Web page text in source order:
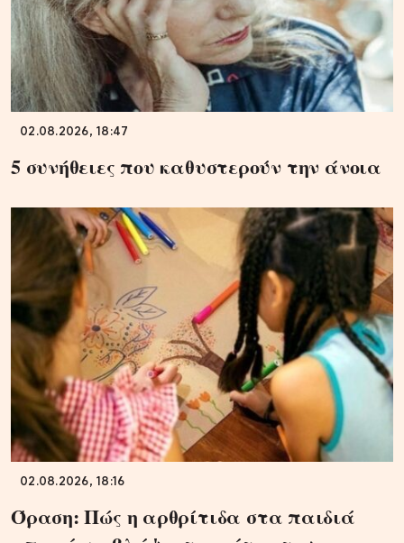
02.08.2026, 18:47
5 συνήθειες που καθυστερούν την άνοια
02.08.2026, 18:16
Όραση: Πώς η αρθρίτιδα στα παιδιά